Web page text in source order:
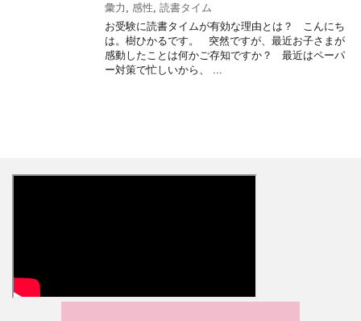
彙力
感性 読書タイム
お受験に読書タイムが有効な理由とは？ こんにち
は。樹ひかるです。 突然ですが、最近お子さまが
感動したことは何かご存知ですか？ 最近はペーパ
ー対策で忙しいから、 ...